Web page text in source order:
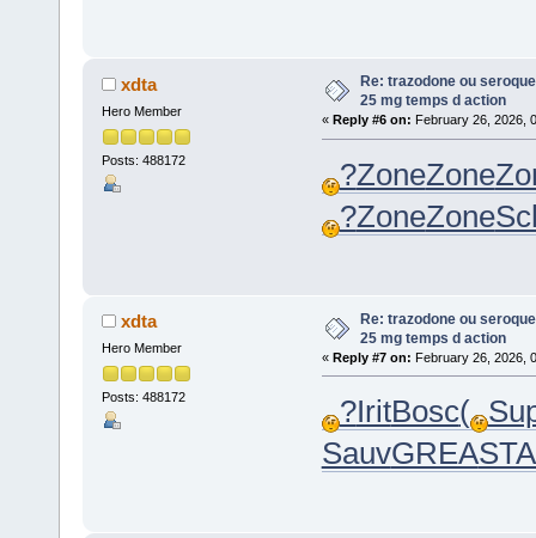
xdta
Hero Member
Posts: 488172
Re: trazodone ou
25 mg temps d action
« Reply #6 on: February 26, 2026,
?ZoneZone
?ZoneZone
xdta
Hero Member
Posts: 488172
Re: trazodone ou
25 mg temps d action
« Reply #7 on: February 26, 2026,
?IritBosc(
SauvGREA